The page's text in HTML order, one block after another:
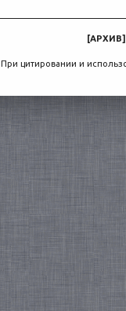
[АРХИВ]
При цитировании и